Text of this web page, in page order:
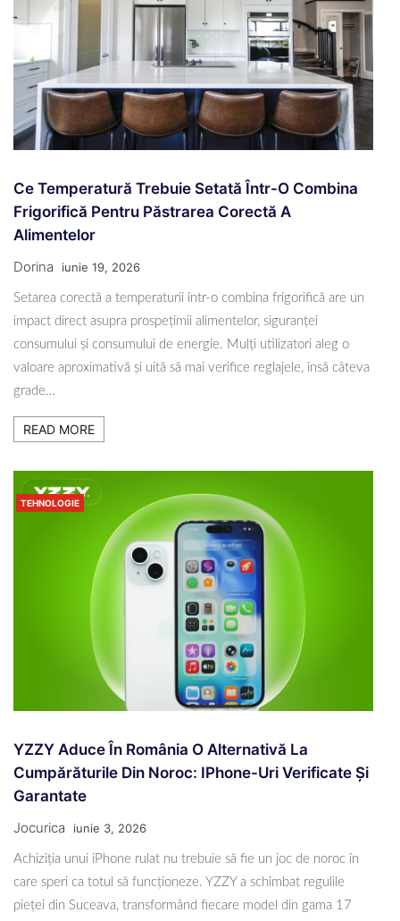
Ce Temperatură Trebuie Setată Într-O Combina
Frigorifică Pentru Păstrarea Corectă A
Alimentelor
Dorina iunie 19, 2026
Setarea corectă a temperaturii într-o combina frigorifică are un
impact direct asupra prospețimii alimentelor, siguranței
consumului și consumului de energie. Mulți utilizatori aleg o
valoare aproximativă și uită să mai verifice reglajele, însă câteva
grade…
READ MORE
TEHNOLOGIE
YZZY Aduce În România O Alternativă La
Cumpărăturile Din Noroc: IPhone-Uri Verificate Și
Garantate
Jocurica iunie 3, 2026
Achiziția unui iPhone rulat nu trebuie să fie un joc de noroc în
care speri ca totul să funcționeze. YZZY a schimbat regulile
pieței din Suceava, transformând fiecare model din gama 17